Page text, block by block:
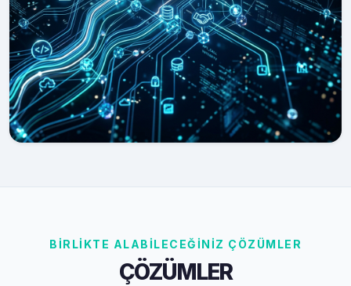
BİRLİKTE ALABİLECEĞİNİZ ÇÖZÜMLER
ÇÖZÜMLER